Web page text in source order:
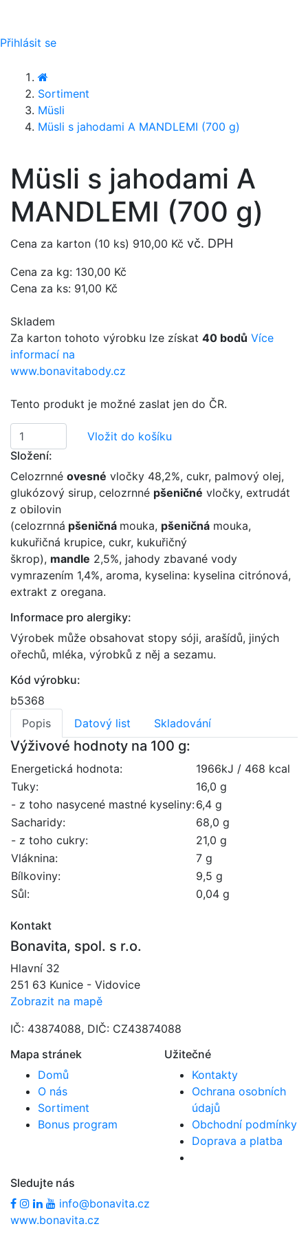
Přihlásit se
Sortiment
Müsli
Müsli s jahodami A MANDLEMI (700 g)
Müsli s jahodami A
MANDLEMI (700 g)
Cena za karton (10 ks) 910,00 Kč vč. DPH
Cena za kg: 130,00 Kč
Cena za ks: 91,00 Kč
Skladem
Za karton tohoto výrobku lze získat 40 bodů Více
informací na
www.bonavitabody.cz
Tento produkt je možné zaslat jen do ČR.
Vložit do košíku
Složení:
Celozrnné ovesné vločky 48,2%, cukr, palmový olej,
glukózový sirup, celozrnné pšeničné vločky, extrudát
z obilovin
(celozrnná pšeničná mouka, pšeničná mouka,
kukuřičná krupice, cukr, kukuřičný
škrop), mandle 2,5%, jahody zbavané vody
vymrazením 1,4%, aroma, kyselina: kyselina citrónová,
extrakt z oregana.
Informace pro alergiky:
Výrobek může obsahovat stopy sóji, arašídů, jiných
ořechů, mléka, výrobků z něj a sezamu.
Kód výrobku:
b5368
Popis
Datový list Skladování
Výživové hodnoty na 100 g:
Energetická hodnota:
1966kJ / 468 kcal
Tuky:
16,0 g
- z toho nasycené mastné kyseliny:6,4 g
Sacharidy:
68,0 g
- z toho cukry:
21,0 g
Vláknina:
7 g
Bílkoviny:
9,5 g
Sůl:
0,04 g
Kontakt
Bonavita, spol. s r.o.
Hlavní 32
251 63 Kunice - Vidovice
Zobrazit na mapě
IČ: 43874088, DIČ: CZ43874088
Mapa stránek
Domů
O nás
Sortiment
Bonus program
Užitečné
Kontakty
Ochrana osobních
údajů
Obchodní podmínky
Doprava a platba
Sledujte nás
info@bonavita.cz
www.bonavita.cz